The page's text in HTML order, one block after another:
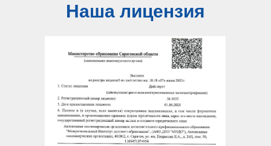
Наша лицензия